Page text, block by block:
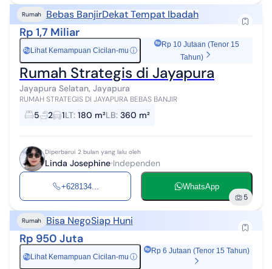
Rumah Bebas BanjirDekat Tempat Ibadah
Rp 1,7 Miliar
Rp Lihat Kemampuan Cicilan-mu ⓘ
Rp 10 Jutaan (Tenor 15
Tahun)
Rumah Strategis di Jayapura
Jayapura Selatan, Jayapura
RUMAH STRATEGIS DI JAYAPURA BEBAS BANJIR
5 2 1LT: 180 m²LB: 360 m²
Diperbarui 2 bulan yang lalu oleh
Linda Josephine Independen
+628134... WhatsApp
5
Rumah Bisa NegoSiap Huni
Rp 950 Juta
Rp Lihat Kemampuan Cicilan-mu ⓘ
Rp 6 Jutaan (Tenor 15 Tahun)